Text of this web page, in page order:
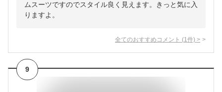
ムスーツですのでスタイル良く見えます。きっと気に入
りますよ。
全てのおすすめコメント (1 件) >
9